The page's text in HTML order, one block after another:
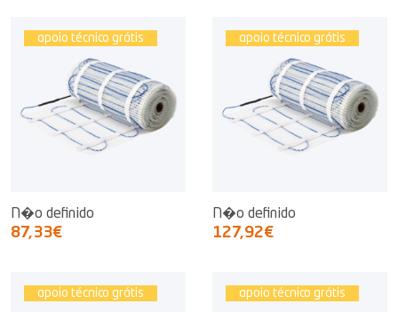
apoio técnico grátis
N�o definido
87,33€
apoio técnico grátis
N�o definido
127,92€
apoio técnico grátis apoio técnico grátis